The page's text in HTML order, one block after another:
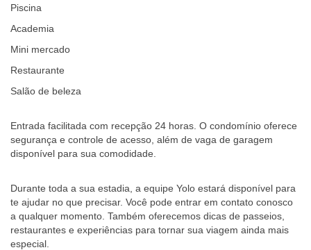
Piscina
Academia
Mini mercado
Restaurante
Salão de beleza
Entrada facilitada com recepção 24 horas. O condomínio oferece
segurança e controle de acesso, além de vaga de garagem
disponível para sua comodidade.
Durante toda a sua estadia, a equipe Yolo estará disponível para
te ajudar no que precisar. Você pode entrar em contato conosco
a qualquer momento. Também oferecemos dicas de passeios,
restaurantes e experiências para tornar sua viagem ainda mais
especial.